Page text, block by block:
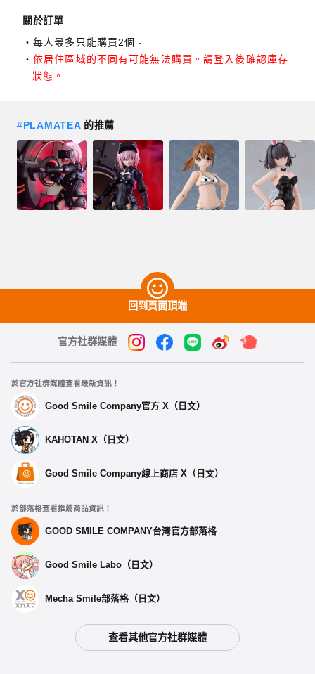
關於訂單
每人最多只能購買2個。
依居住區域的不同有可能無法購買。請登入後確認庫存
狀態。
#PLAMATEA的推薦
回到頁面頂端
官方社群媒體
於官方社群媒體查看最新資訊！
Good Smile Company官方 X（日文）
KAHOTAN X（日文）
Good Smile Company線上商店 X（日文）
於部落格查看推薦商品資訊！
GOOD SMILE COMPANY台灣官方部落格
Good Smile Labo（日文）
Mecha Smile部落格（日文）
查看其他官方社群媒體